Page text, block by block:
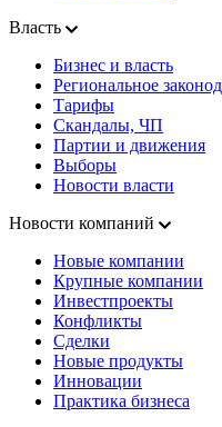
Власть
Бизнес и власть
Региональное
Тарифы
Скандалы, ЧП
Партии и движения
Выборы
Новости власти
Новости компаний
Новые компании
Крупные компании
Инвестпроекты
Конфликты
Сделки
Новые продукты
Инновации
Практика бизнеса